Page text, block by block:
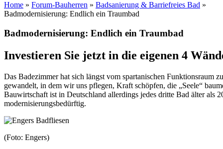
Home » Forum-Bauherren » Badsanierung & Barriefreies Bad »
Badmodernisierung: Endlich ein Traumbad
Badmodernisierung: Endlich ein Traumbad
Investieren Sie jetzt in die eigenen 4
Das Badezimmer hat sich längst vom spartanischen Funktionsraum
gewandelt, in dem wir uns pflegen, Kraft schöpfen, die „Seele“
Bauwirtschaft ist in Deutschland allerdings jedes dritte Bad älter als
modernisierungsbedürftig.
(Foto: Engers)